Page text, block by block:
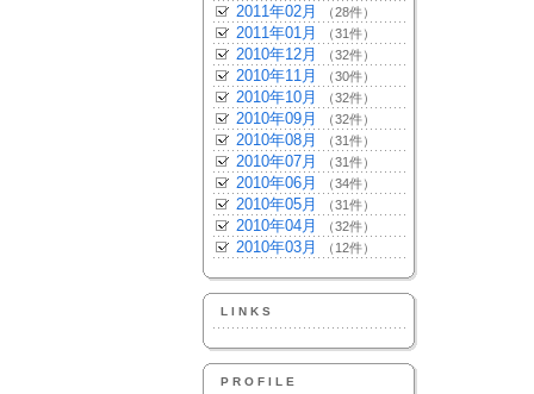
2011年02月 （28件）
2011年01月 （31件）
2010年12月 （32件）
2010年11月 （30件）
2010年10月 （32件）
2010年09月 （32件）
2010年08月 （31件）
2010年07月 （31件）
2010年06月 （34件）
2010年05月 （31件）
2010年04月 （32件）
2010年03月 （12件）
LINKS
PROFILE